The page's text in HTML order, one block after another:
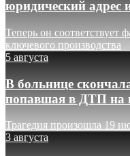
юридический адрес
Теперь он соответствует
ключевого производства
5 августа
В больнице
попавшая в ДТП на
Трагедия произошла 19
3 августа